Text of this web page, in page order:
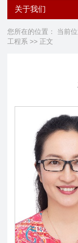
关于我们
您所在的位置： 当前
工程系 >> 正文